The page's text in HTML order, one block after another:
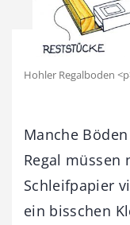
Hohler Regalboden
Manche
Regal müssen
Schleifpapier
ein bisschen